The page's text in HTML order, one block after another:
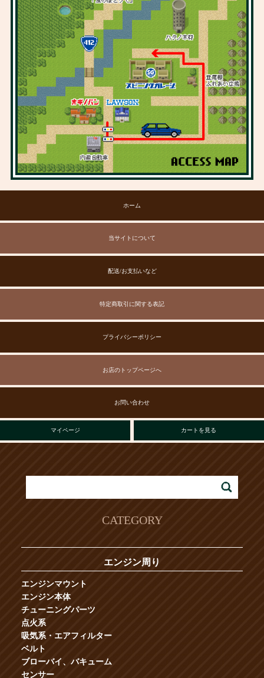
ホーム
当サイトについて
配送/お支払いなど
特定商取引に関する表記
プライバシーポリシー
お店のトップページへ
お問い合わせ
マイページ カートを見る
CATEGORY
エンジン周り
エンジンマウント
エンジン本体
チューニングパーツ
点火系
吸気系・エアフィルター
ベルト
ブローバイ、バキューム
センサー